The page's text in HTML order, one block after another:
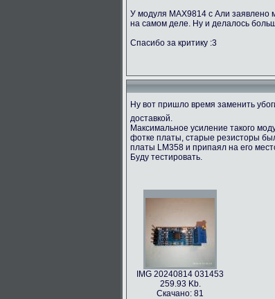
У модуля MAX9814 с Али заявлено
на самом деле. Ну и делалось
Спасибо за критику :3
Ну вот пришло время заменить
доставкой.
Максимальное усиление такого
фотке платы, старые резисторы
платы LM358 и припаял на его
Буду тестировать.
IMG 20240814 031453
259.93 Kb.
Скачано: 81